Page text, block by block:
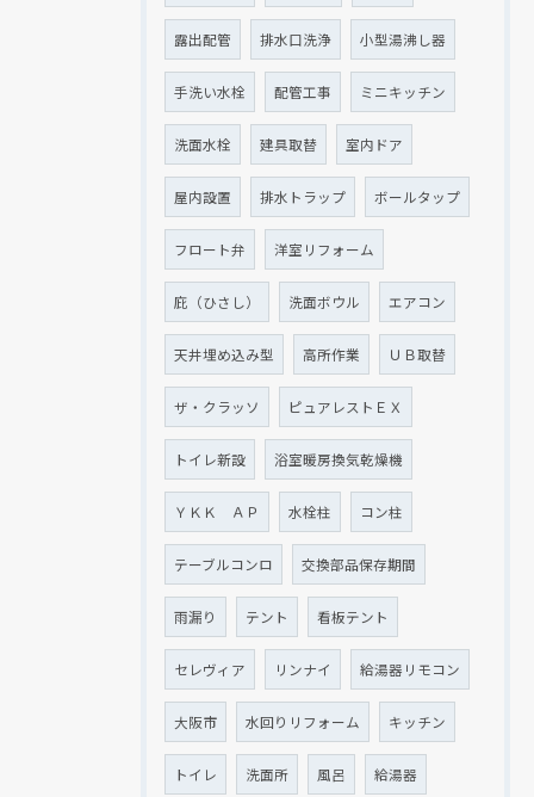
露出配管 排水口洗浄 小型湯沸し器
手洗い水栓 配管工事 ミニキッチン
洗面水栓 建具取替 室内ドア
屋内設置 排水トラップ ボールタップ
フロート弁 洋室リフォーム
庇（ひさし） 洗面ボウル エアコン
天井埋め込み型 高所作業 ＵＢ取替
ザ・クラッソ ピュアレストＥＸ
トイレ新設 浴室暖房換気乾燥機
ＹＫＫ ＡＰ 水栓柱 コン柱
テーブルコンロ 交換部品保存期間
雨漏り テント 看板テント
セレヴィア リンナイ 給湯器リモコン
大阪市 水回りリフォーム キッチン
トイレ 洗面所 風呂 給湯器